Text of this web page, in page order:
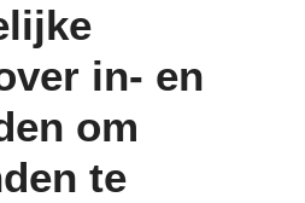
in- en
om
te